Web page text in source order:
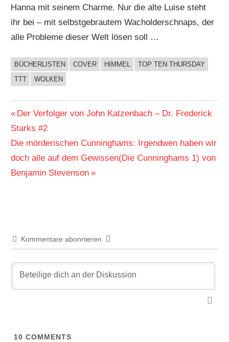
Hanna mit seinem Charme. Nur die alte Luise steht
ihr bei – mit selbstgebrautem Wacholderschnaps, der
alle Probleme dieser Welt lösen soll …
BUCHIGES
BÜCHERLISTEN COVER HIMMEL
TOP TEN THURSDAY
TTT
WOLKEN
Beitragsnavigation
Vorheriger
Beitrag:
Der Verfolger von John Katzenbach – Dr. Frederick
Starks #2
Nächster
Beitrag:
Die mörderischen Cunninghams: Irgendwen haben wir
doch alle auf dem Gewissen(Die Cunninghams 1) von
Benjamin Stevenson
Kommentare abonnieren
10 COMMENTS